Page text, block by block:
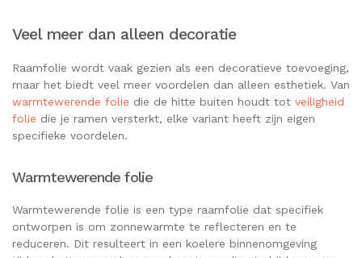
Veel meer dan alleen decoratie
Raamfolie wordt vaak gezien als een decoratieve toevoeging,
maar het biedt veel meer voordelen dan alleen esthetiek. Van
warmtewerende folie die de hitte buiten houdt tot veiligheid
folie die je ramen versterkt, elke variant heeft zijn eigen
specifieke voordelen.
Warmtewerende folie
Warmtewerende folie is een type raamfolie dat specifiek
ontworpen is om zonnewarmte te reflecteren en te
reduceren. Dit resulteert in een koelere binnenomgeving